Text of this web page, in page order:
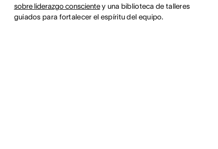
sobre liderazgo conscientey una biblioteca de talleres
guiados para fortalecer el espíritu del equipo.